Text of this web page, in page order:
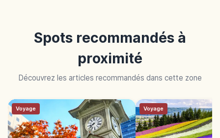
Spots recommandés à
proximité
Découvrez les articles recommandés dans cette zone
Voyage Voyage